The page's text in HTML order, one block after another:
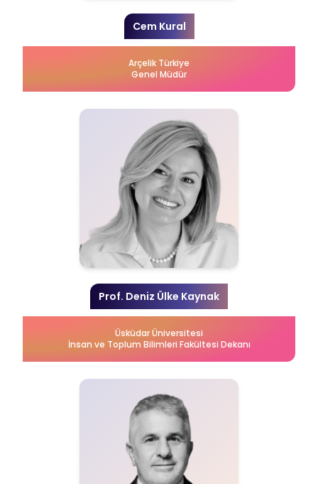
Cem Kural
Arçelik Türkiye
Genel Müdür
Prof. Deniz Ülke Kaynak
Üsküdar Üniversitesi
İnsan ve Toplum Bilimleri Fakültesi Dekanı